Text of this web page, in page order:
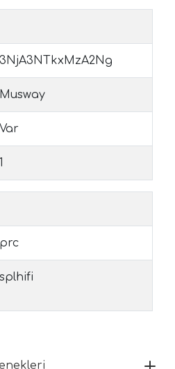
3NjA3NTkxMzA2Ng
Musway
Var
1
prc
splhifi